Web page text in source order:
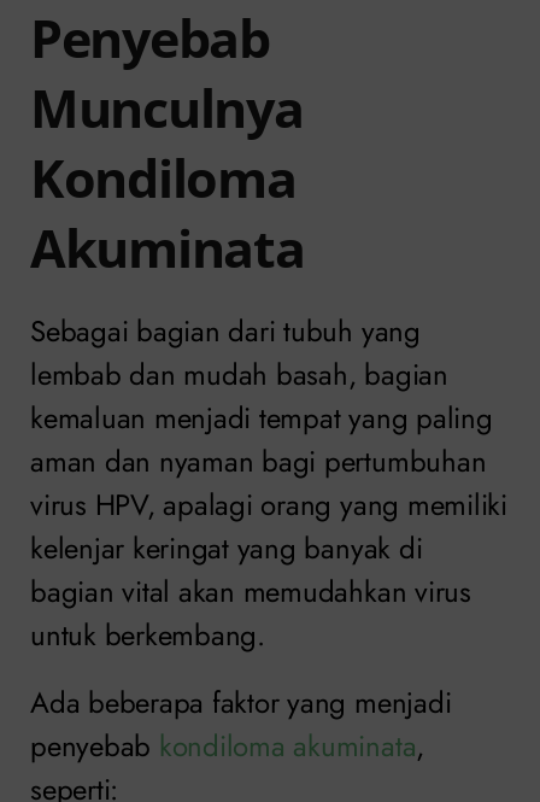
Penyebab
Munculnya
Kondiloma
Akuminata
Sebagai bagian dari tubuh yang
lembab dan mudah basah, bagian
kemaluan menjadi tempat yang paling
aman dan nyaman bagi pertumbuhan
virus HPV, apalagi orang yang memiliki
kelenjar keringat yang banyak di
bagian vital akan memudahkan virus
untuk berkembang.
Ada beberapa faktor yang menjadi
penyebab kondiloma akuminata,
seperti: